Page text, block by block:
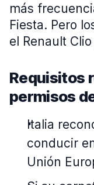
más
Fiesta. Pero
el Renault
Requisitos
permisos
Italia
conducir
Unión